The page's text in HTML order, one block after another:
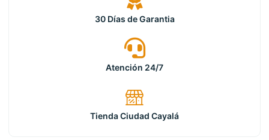
30 Días de Garantia
Atención 24/7
Tienda Ciudad Cayalá